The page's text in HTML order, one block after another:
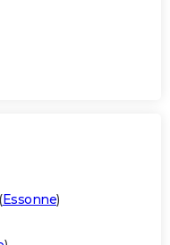
(Essonne)